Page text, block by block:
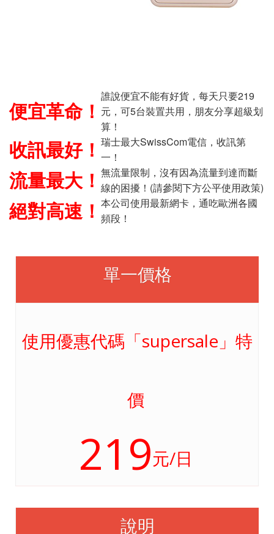
便宜革命！
誰說便宜不能有好貨，每天只要219
元，可5台裝置共用，朋友分享超級划
算！
收訊最好！ 瑞士最大SwissCom電信，收訊第
一！
流量最大！ 無流量限制，沒有因為流量到達而斷
線的困擾！(請參閱下方公平使用政策)
絕對高速！ 本公司使用最新網卡，通吃歐洲各國
頻段！
單一價格
使用優惠代碼「supersale」特
價
219元/日
說明